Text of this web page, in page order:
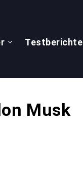
Testberichte
Musk